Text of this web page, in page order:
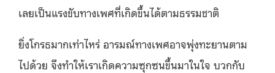
เลยเป็นแรงขับทางเพศที่เกิดขึ้นได้ตามธรรมชาติ
ยิ่งโกรธมากเท่าไหร่ อารมณ์ทางเพศอาจพุ่งทะยานตาม
ไปด้วย จึงทำให้เราเกิดความซุกซนขึ้นมาในใจ บวกกับ